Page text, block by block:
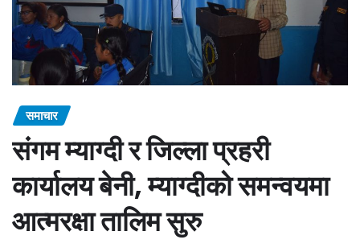
समाचार
संगम म्याग्दी र जिल्ला प्रहरी
कार्यालय बेनी, म्याग्दीको समन्वयमा
आत्मरक्षा तालिम सुरु